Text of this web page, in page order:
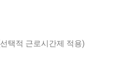
택적 근로시간제 적용)